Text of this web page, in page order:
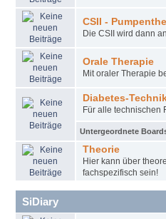
CSII -
Die CSII wird dann
Orale Therapie
Mit oraler Therapie
Diabetes-
Für alle technischen
Untergeordnete
Theorie
Hier kann über
fachspezifisch sein!
SiDiary